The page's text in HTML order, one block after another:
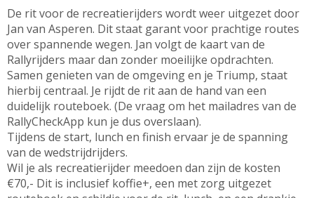
De rit voor de recreatierijders wordt weer uitgezet door
Jan van Asperen. Dit staat garant voor prachtige routes
over spannende wegen. Jan volgt de kaart van de
Rallyrijders maar dan zonder moeilijke opdrachten.
Samen genieten van de omgeving en je Triump, staat
hierbij centraal. Je rijdt de rit aan de hand van een
duidelijk routeboek. (De vraag om het mailadres van de
RallyCheckApp kun je dus overslaan).
Tijdens de start, lunch en finish ervaar je de spanning
van de wedstrijdrijders.
Wil je als recreatierijder meedoen dan zijn de kosten
€70,- Dit is inclusief koffie+, een met zorg uitgezet